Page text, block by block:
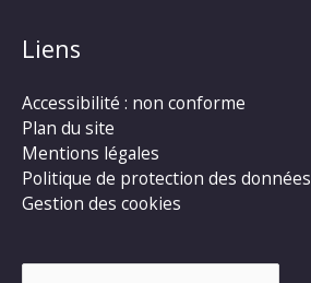
Liens
Accessibilité : non conforme
Plan du site
Mentions légales
Politique de protection des données
Gestion des cookies